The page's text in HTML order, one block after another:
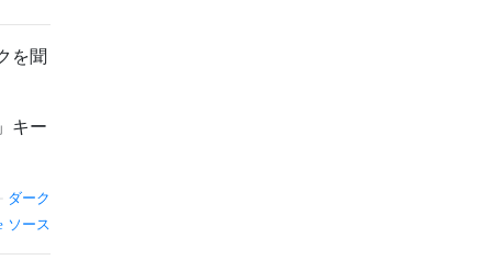
を聞
キー
ダーク
ソース